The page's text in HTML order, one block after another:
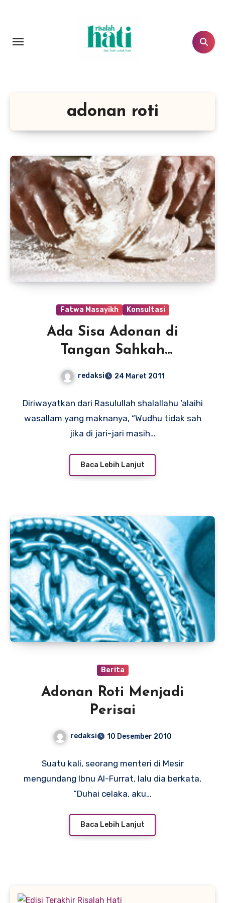
adonan roti
Fatwa Masayikh Konsultasi
Ada Sisa Adonan di
Tangan Sahkah
redaksi 24 Maret 2011
Diriwayatkan dari Rasulullah shalallahu ‘alaihi
wasallam yang maknanya, “Wudhu tidak sah
jika di jari-jari masih…
Baca Lebih Lanjut
Berita
Adonan Roti Menjadi
Perisai
redaksi 10 Desember 2010
Suatu kali, seorang menteri di Mesir
mengundang Ibnu Al-Furrat, lalu dia berkata,
“Duhai celaka, aku…
Baca Lebih Lanjut